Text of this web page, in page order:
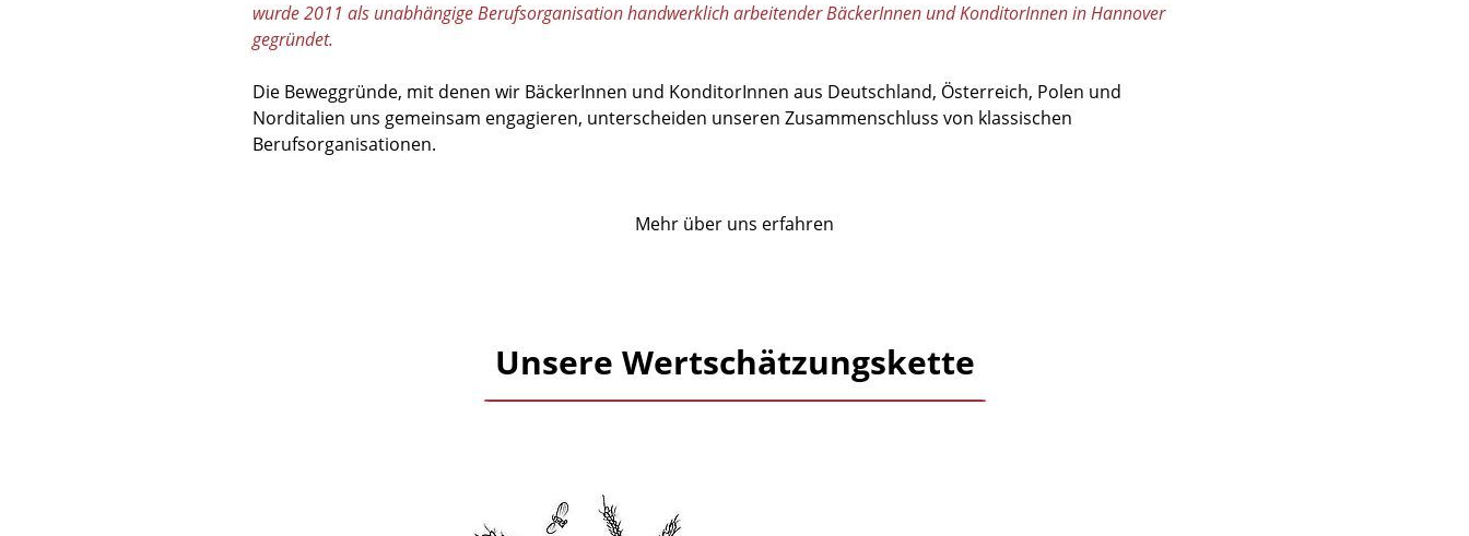
wurde 2011 als unabhängige Berufsorganisation handwerklich arbeitender BäckerInnen und KonditorInnen in Hannover
gegründet.
Die Beweggründe, mit denen wir BäckerInnen und KonditorInnen aus Deutschland, Österreich, Polen und
Norditalien uns gemeinsam engagieren, unterscheiden unseren Zusammenschluss von klassischen
Berufsorganisationen.
Mehr über uns erfahren
Unsere Wertschätzungskette